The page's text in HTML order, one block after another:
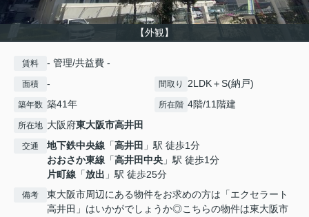
【外観】
賃料 - 管理/共益費 -
面積 - 間取り 2LDK＋S(納戸)
築年数 築41年 所在階 4階/11階建
所在地 大阪府東大阪市高井田
交通 地下鉄中央線 「高井田 」駅 徒歩1分
おおさか東線 「高井田中央 」駅 徒歩1分
片町線 「放出 」駅 徒歩25分
備考
東大阪市周辺にある物件をお求めの方は「エクセラート
高井田」はいかがでしょうか◎こちらの物件は東大阪市